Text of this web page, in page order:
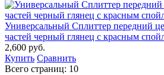
Универсальный Сплиттер передний
частей черный глянец с красным
2,600 руб.
Купить Сравнить
Всего страниц: 10